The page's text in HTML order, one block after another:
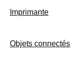
Imprimante
Objets connectés